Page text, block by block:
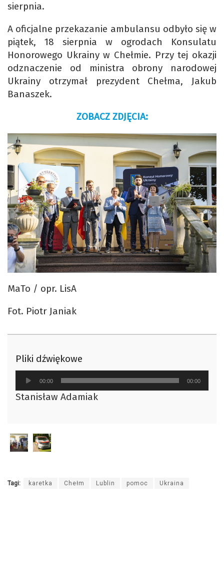
sierpnia.
A oficjalne przekazanie ambulansu odbyło się w
piątek, 18 sierpnia w ogrodach Konsulatu
Honorowego Ukrainy w Chełmie. Przy tej okazji
odznaczenie od ministra obrony narodowej
Ukrainy otrzymał prezydent Chełma, Jakub
Banaszek.
ZOBACZ ZDJĘCIA:
MaTo / opr. LisA
Fot. Piotr Janiak
Pliki dźwiękowe
Odtwarzacz
plików
dźwiękowych
00:00 00:00
Stanisław Adamiak
Tagi: karetka Chełm Lublin pomoc Ukraina